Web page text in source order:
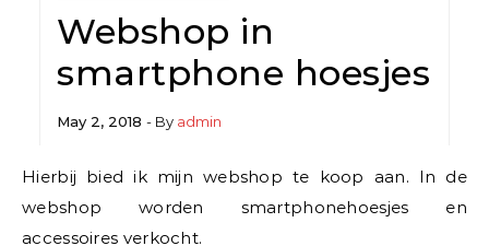
Webshop in
smartphone hoesjes
May 2, 2018 - By admin
Hierbij bied ik mijn webshop te koop aan. In de
webshop worden smartphonehoesjes en
accessoires verkocht.